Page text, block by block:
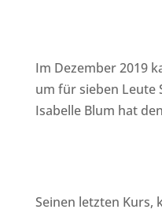
Im Dezember 2019
um für sieben Leute
Isabelle Blum hat den
Seinen letzten Kurs,